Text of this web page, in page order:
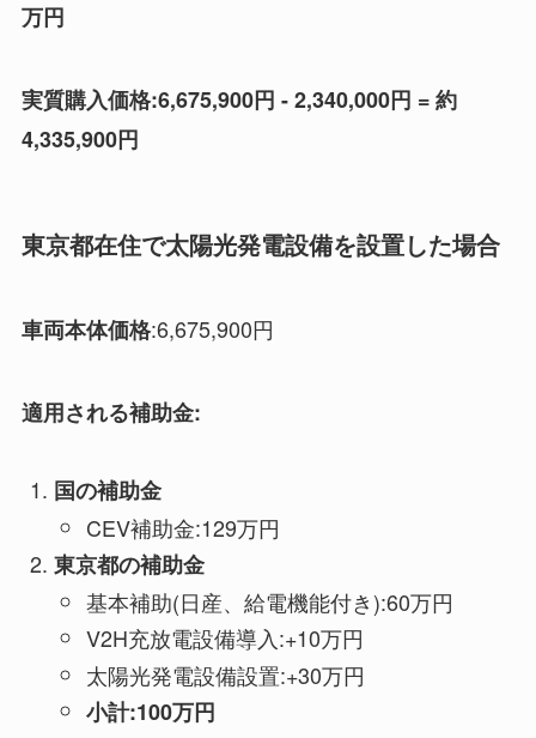
万円
実質購入価格:6,675,900円 - 2,340,000円 = 約
4,335,900円
東京都在住で太陽光発電設備を設置した場合
車両本体価格:6,675,900円
適用される補助金:
国の補助金
CEV補助金:129万円
東京都の補助金
基本補助(日産、給電機能付き):60万円
V2H充放電設備導入:+10万円
太陽光発電設備設置:+30万円
小計:100万円